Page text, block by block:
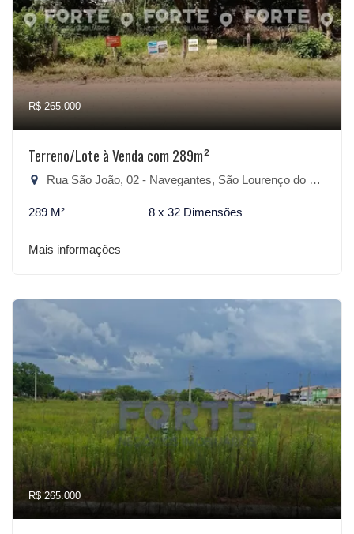
R$ 265.000
Terreno/Lote à Venda com 289m²
Rua São João, 02 - Navegantes, São Lourenço do Sul-RS
289 M² 8 x 32 Dimensões
Mais informações
R$ 265.000